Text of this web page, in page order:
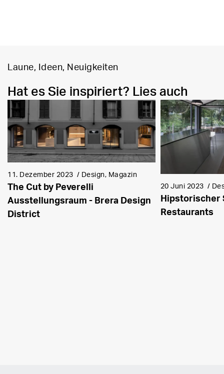
Laune, Ideen, Neuigkeiten
Hat es Sie inspiriert? Lies auch
11. Dezember 2023 / Design, Magazin
The Cut by Peverelli
Ausstellungsraum - Brera Design
District
20 Juni 2023 /
Hipstorischer
Restaurants